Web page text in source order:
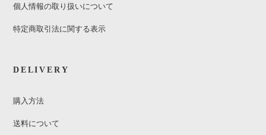
個人情報の取り扱いについて
特定商取引法に関する表示
DELIVERY
購入方法
送料について